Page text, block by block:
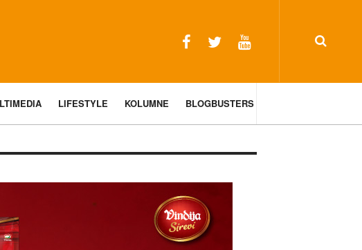
LIFESTYLE KOLUMNE BLOGBUSTERS